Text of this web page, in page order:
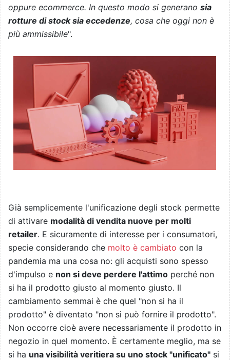
oppure ecommerce. In questo modo si generano sia
rotture di stock sia eccedenze, cosa che oggi non è
più ammissibile".
Già semplicemente l'unificazione degli stock permette
di attivare modalità di vendita nuove per molti
retailer. E sicuramente di interesse per i consumatori,
specie considerando che molto è cambiato con la
pandemia ma una cosa no: gli acquisti sono spesso
d'impulso e non si deve perdere l'attimo perché non
si ha il prodotto giusto al momento giusto. Il
cambiamento semmai è che quel "non si ha il
prodotto" è diventato "non si può fornire il prodotto".
Non occorre cioè avere necessariamente il prodotto in
negozio in quel momento. È certamente meglio, ma se
si ha una visibilità veritiera su uno stock "unificato" si